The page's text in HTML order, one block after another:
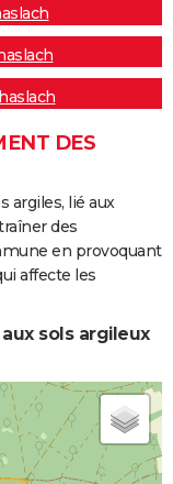
DES
argiles, lié aux
des
en provoquant
affecte les
sols argileux